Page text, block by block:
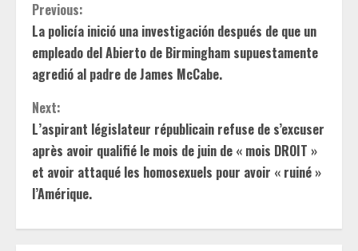
C
o
n
t
i
n
Previous:
La policía inició una investigación después de que un
empleado del Abierto de Birmingham supuestamente
agredió al padre de James McCabe.
Next:
L’aspirant législateur républicain refuse de s’excuser
après avoir qualifié le mois de juin de « mois DROIT »
et avoir attaqué les homosexuels pour avoir « ruiné »
l’Amérique.